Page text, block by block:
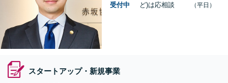
受付中
ど)は応相談
（平日）
スタートアップ・新規事業